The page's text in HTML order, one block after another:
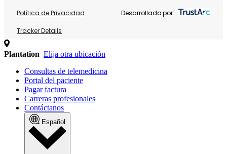
Política de Privacidad
Tracker Details
Desarrollado por:
Plantation Elija otra ubicación
Consultas de telemedicina
Portal del paciente
Pagar factura
Carreras profesionales
Contáctanos
Español